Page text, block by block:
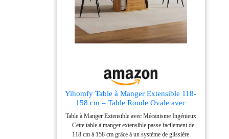
Important : ce produit est expédié en 2 colis séparés,
les livraisons peuvent arriver à des moments différents,
veuillez patienter la réception complète avant de
commencer l’assemblage.
Yihomfy Table à Manger Extensible 118-
158 cm – Table Ronde Ovale avec
Rangement Intégré, Table de Cuisine
pour 6 Personnes, Plateau à 3 Niveaux,
Noix (Noyer + MDF)
Table à Manger Extensible avec Mécanisme Ingénieux
– Cette table à manger extensible passe facilement de
118 cm à 158 cm grâce à un système de glissière